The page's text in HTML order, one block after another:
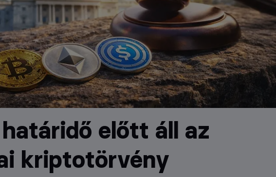
előtt áll az
kriptotörvény